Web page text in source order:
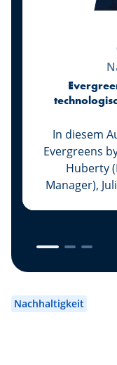
Rückkehr
In diesem
Evergreens
Huberty
Manager),
auf die
2026 zurück. Zwischen dem rasanten
Aufstieg der
Nachhaltigkeit